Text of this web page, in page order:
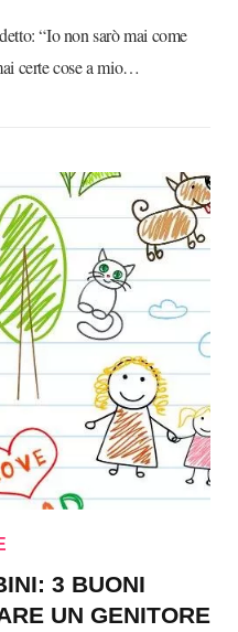
“Io non sarò mai come
certe cose a mio…
3 BUONI
UN GENITORE